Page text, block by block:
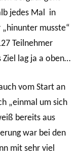
jedes Mal in
„hinunter musste“
Teilnehmer
Ziel lag ja a oben…
vom Start an
„einmal um sich
bereits aus
war bei den
mit sehr viel